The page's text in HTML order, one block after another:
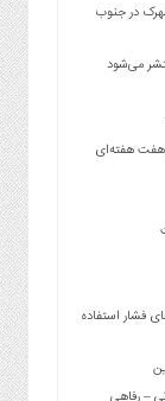
در جنوب
می‌شود
هفت هفته‌ای
فشار استفاده